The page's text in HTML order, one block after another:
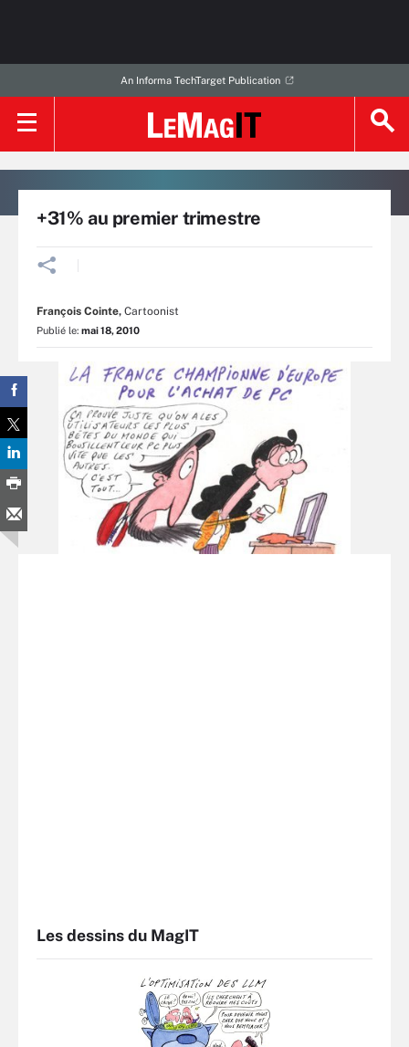
An Informa TechTarget Publication
+31% au premier trimestre
François Cointe, Cartoonist
Publié le: mai 18, 2010
Les dessins du MagIT